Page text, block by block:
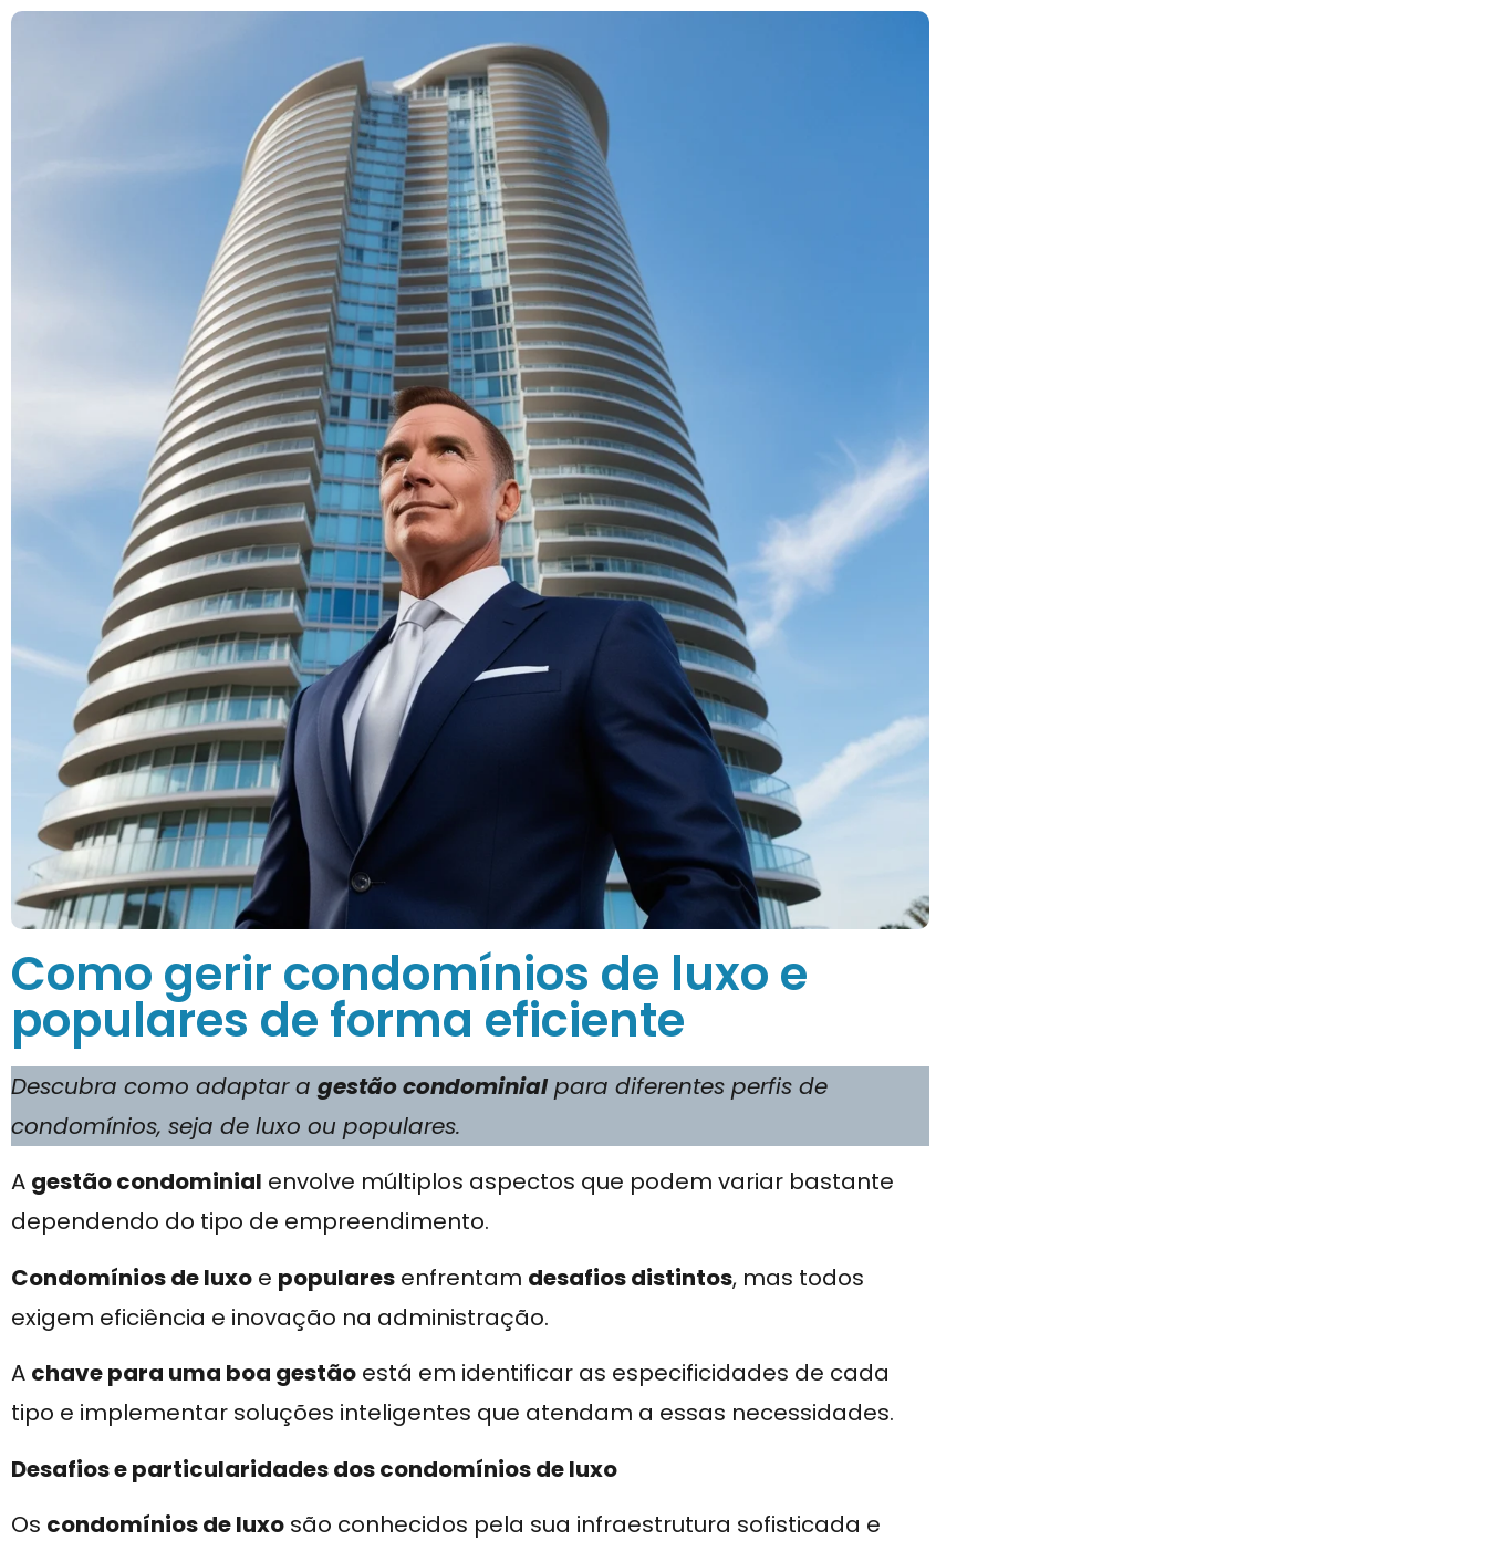
Como gerir condomínios de luxo e
populares de forma eficiente
Descubra como adaptar a gestão condominialpara diferentes perfis de
condomínios, seja de luxo ou populares.
A gestão condominial envolve múltiplos aspectos que podem variar bastante
dependendo do tipo de empreendimento.
Condomínios de luxo e populares enfrentam desafios distintos, mas todos
exigem eficiência e inovação na administração.
A chave para uma boa gestão está em identificar as especificidades de cada
tipo e implementar soluções inteligentes que atendam a essas necessidades.
Desafios e particularidades dos condomínios de luxo
Os condomínios de luxo são conhecidos pela sua infraestrutura sofisticada e